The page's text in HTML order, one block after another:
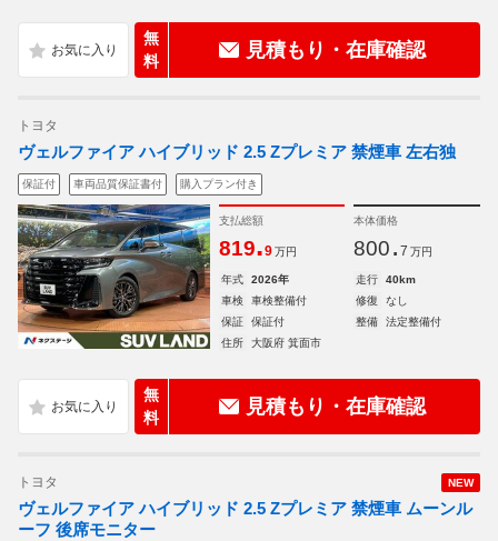
無
料
見積もり・在庫確認
トヨタ
ヴェルファイア ハイブリッド 2.5 Zプレミア 禁煙車 左右独
保証付 車両品質保証書付 購入プラン付き
支払総額
819.9 万円
本体価格
800. 7 万円
年式 2026年 走行
40km
車検
車検整備付 修復
なし
保証
保証付 整備
法定整備付
住所
大阪府 箕面市
無
料
見積もり・在庫確認
NEW
トヨタ
ヴェルファイア ハイブリッド 2.5 Zプレミア 禁煙車 ムーンル
ーフ 後席モニター